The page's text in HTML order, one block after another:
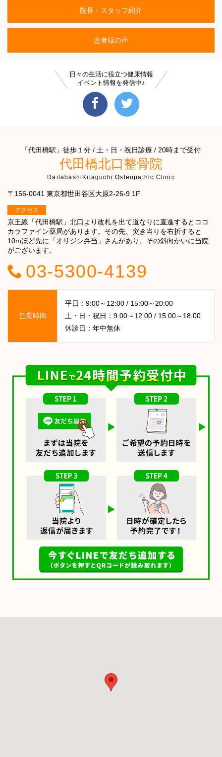
院長・スタッフ紹介
患者様の声
日々の生活に役立つ健康情報
イベント情報を発信中♪
「代田橋駅」徒歩１分 / 土・日・祝日診療 / 20時まで受付
代田橋北口整骨院
DaitabashiKitaguchi Osteopathic Clinic
〒156-0041 東京都世田谷区大原2-26-9 1F
アクセス
京王線「代田橋駅」北口より改札を出て道なりに直進するとココ
カラファイン薬局があります。その先、突き当りを右折すると
10mほど先に「オリジン弁当」さんがあり、その斜向かいに当院
がございます。
03-5300-4139
営業時間
平日：9:00～12:00 / 15:00～20:00
土・日・祝日：9:00～12:00 / 15:00～18:00
休診日：年中無休